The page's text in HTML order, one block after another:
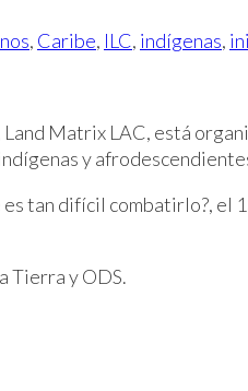
, Caribe, ILC, indígenas,
Matrix LAC, está
y
tan difícil combatirlo?, el
Tierra y ODS.